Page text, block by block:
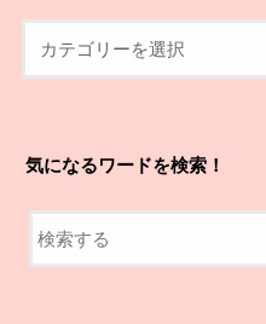
気になるワードを検索！